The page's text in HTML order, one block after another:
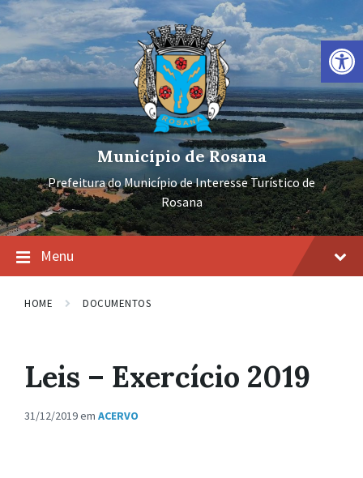
Barra de Ferramentas Aberta
Ir
para
conteúdo
Pular
para
navegação
principal
Pular
para
rodapé
Município de Rosana
Prefeitura do Município de Interesse Turístico de
Rosana
Menu
HOME DOCUMENTOS
Leis – Exercício 2019
31/12/2019em ACERVO